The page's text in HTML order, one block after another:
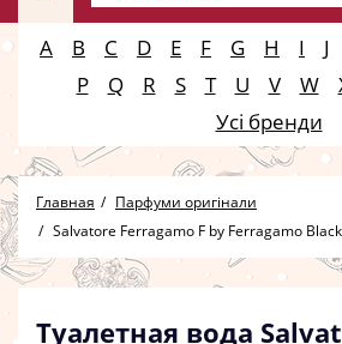
A B C D E F G H I J
P
Q R S T U V W
Усі бренди
Главная
Парфуми оригінали
Salvatore Ferragamo F by Ferragamo
Туалетная вода